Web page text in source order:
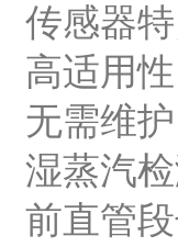
传感器
高适用
无需维
湿蒸汽
前直管